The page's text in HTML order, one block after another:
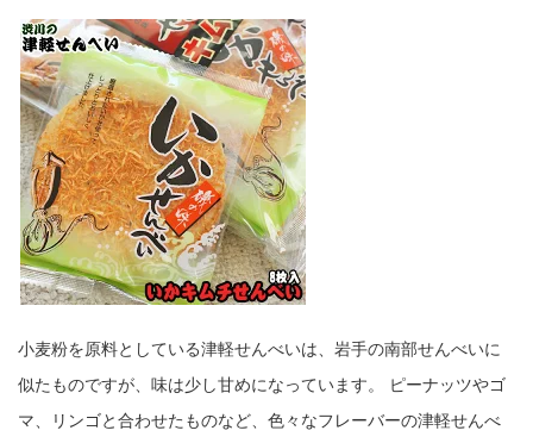
小麦粉を原料としている津軽せんべいは、岩手の南部せんべいに
似たものですが、味は少し甘めになっています。 ピーナッツやゴ
マ、リンゴと合わせたものなど、色々なフレーバーの津軽せんべ